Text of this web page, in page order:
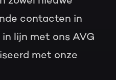
contacten in
lijn met ons AVG
met onze